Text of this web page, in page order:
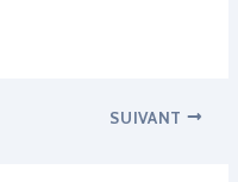
SUIVANT